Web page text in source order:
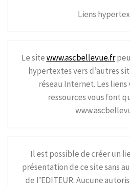
Liens
Le sitewww.ascbellevue.fr
hypertextes vers d’autres
réseau Internet. Les liens
ressources vous font
Il est possible de créer un
présentation de ce site sans
de l’EDITEUR. Aucune